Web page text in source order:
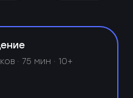
· 75 мин · 10+